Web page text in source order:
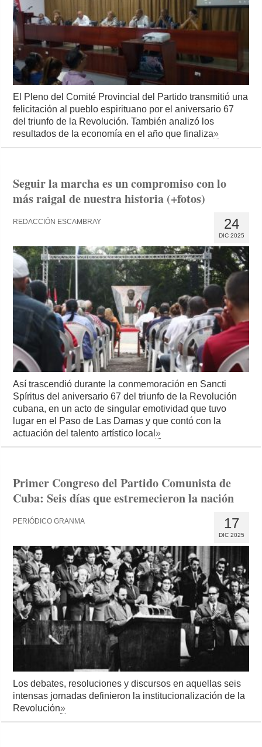
El Pleno del Comité Provincial del Partido transmitió una
felicitación al pueblo espirituano por el aniversario 67
del triunfo de la Revolución. También analizó los
resultados de la economía en el año que finaliza»
Seguir la marcha es un compromiso con lo
más raigal de nuestra historia (+fotos)
24
DIC 2025
REDACCIÓN ESCAMBRAY
Así trascendió durante la conmemoración en Sancti
Spíritus del aniversario 67 del triunfo de la Revolución
cubana, en un acto de singular emotividad que tuvo
lugar en el Paso de Las Damas y que contó con la
actuación del talento artístico local»
Primer Congreso del Partido Comunista de
Cuba: Seis días que estremecieron la nación
17
DIC 2025
PERIÓDICO GRANMA
Los debates, resoluciones y discursos en aquellas seis
intensas jornadas definieron la institucionalización de la
Revolución»